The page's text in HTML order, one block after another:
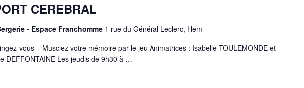
CEREBRAL
- Espace Franchomme 1 rue du Général Leclerc, Hem
vous – Musclez votre mémoire par le jeu Animatrices : Isabelle TOULEMONDE et
DEFFONTAINE Les jeudis de 9h30 à …